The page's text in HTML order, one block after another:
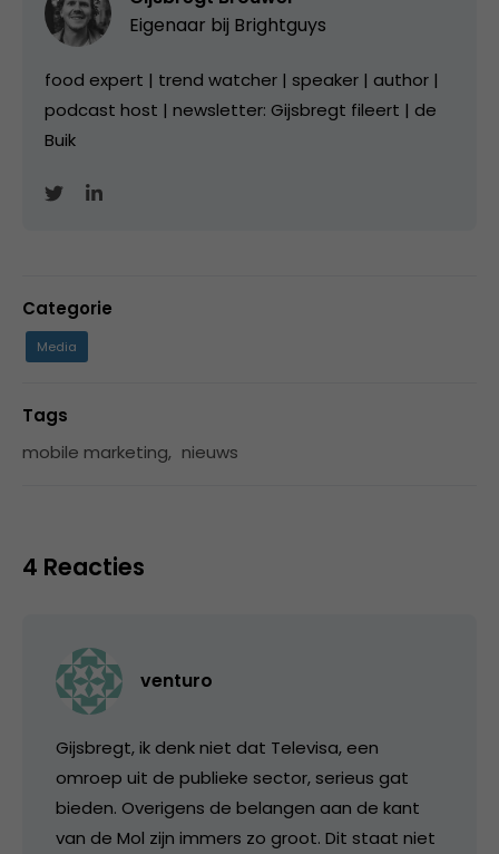
Eigenaar bij Brightguys
food expert | trend watcher | speaker | author |
podcast host | newsletter: Gijsbregt fileert | de
Buik
Categorie
Media
Tags
mobile marketing, nieuws
4 Reacties
venturo
Gijsbregt, ik denk niet dat Televisa, een
omroep uit de publieke sector, serieus gat
bieden. Overigens de belangen aan de kant
van de Mol zijn immers zo groot. Dit staat niet